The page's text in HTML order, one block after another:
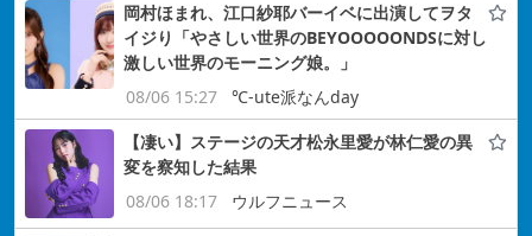
岡村ほまれ、江口紗耶バーイベに出演してヲタ
イジり「やさしい世界のBEYOOOOONDSに対し
激しい世界のモーニング娘。」
08/06 15:27
℃-ute派なんday
【凄い】ステージの天才松永里愛が林仁愛の異
変を察知した結果
08/06 18:17
ウルフニュース